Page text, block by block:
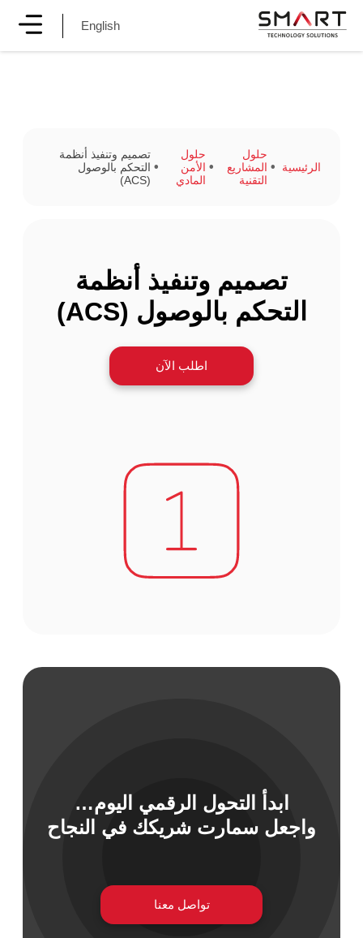
المعلومات
English
الرئيسية
حلول
المشاريع
التقنية
حلول
الأمن
المادي
تصميم وتنفيذ أنظمة
التحكم بالوصول
(ACS)
تصميم وتنفيذ أنظمة
التحكم بالوصول (ACS)
اطلب الآن
ابدأ التحول الرقمي اليوم…
واجعل سمارت شريكك في النجاح
تواصل معنا